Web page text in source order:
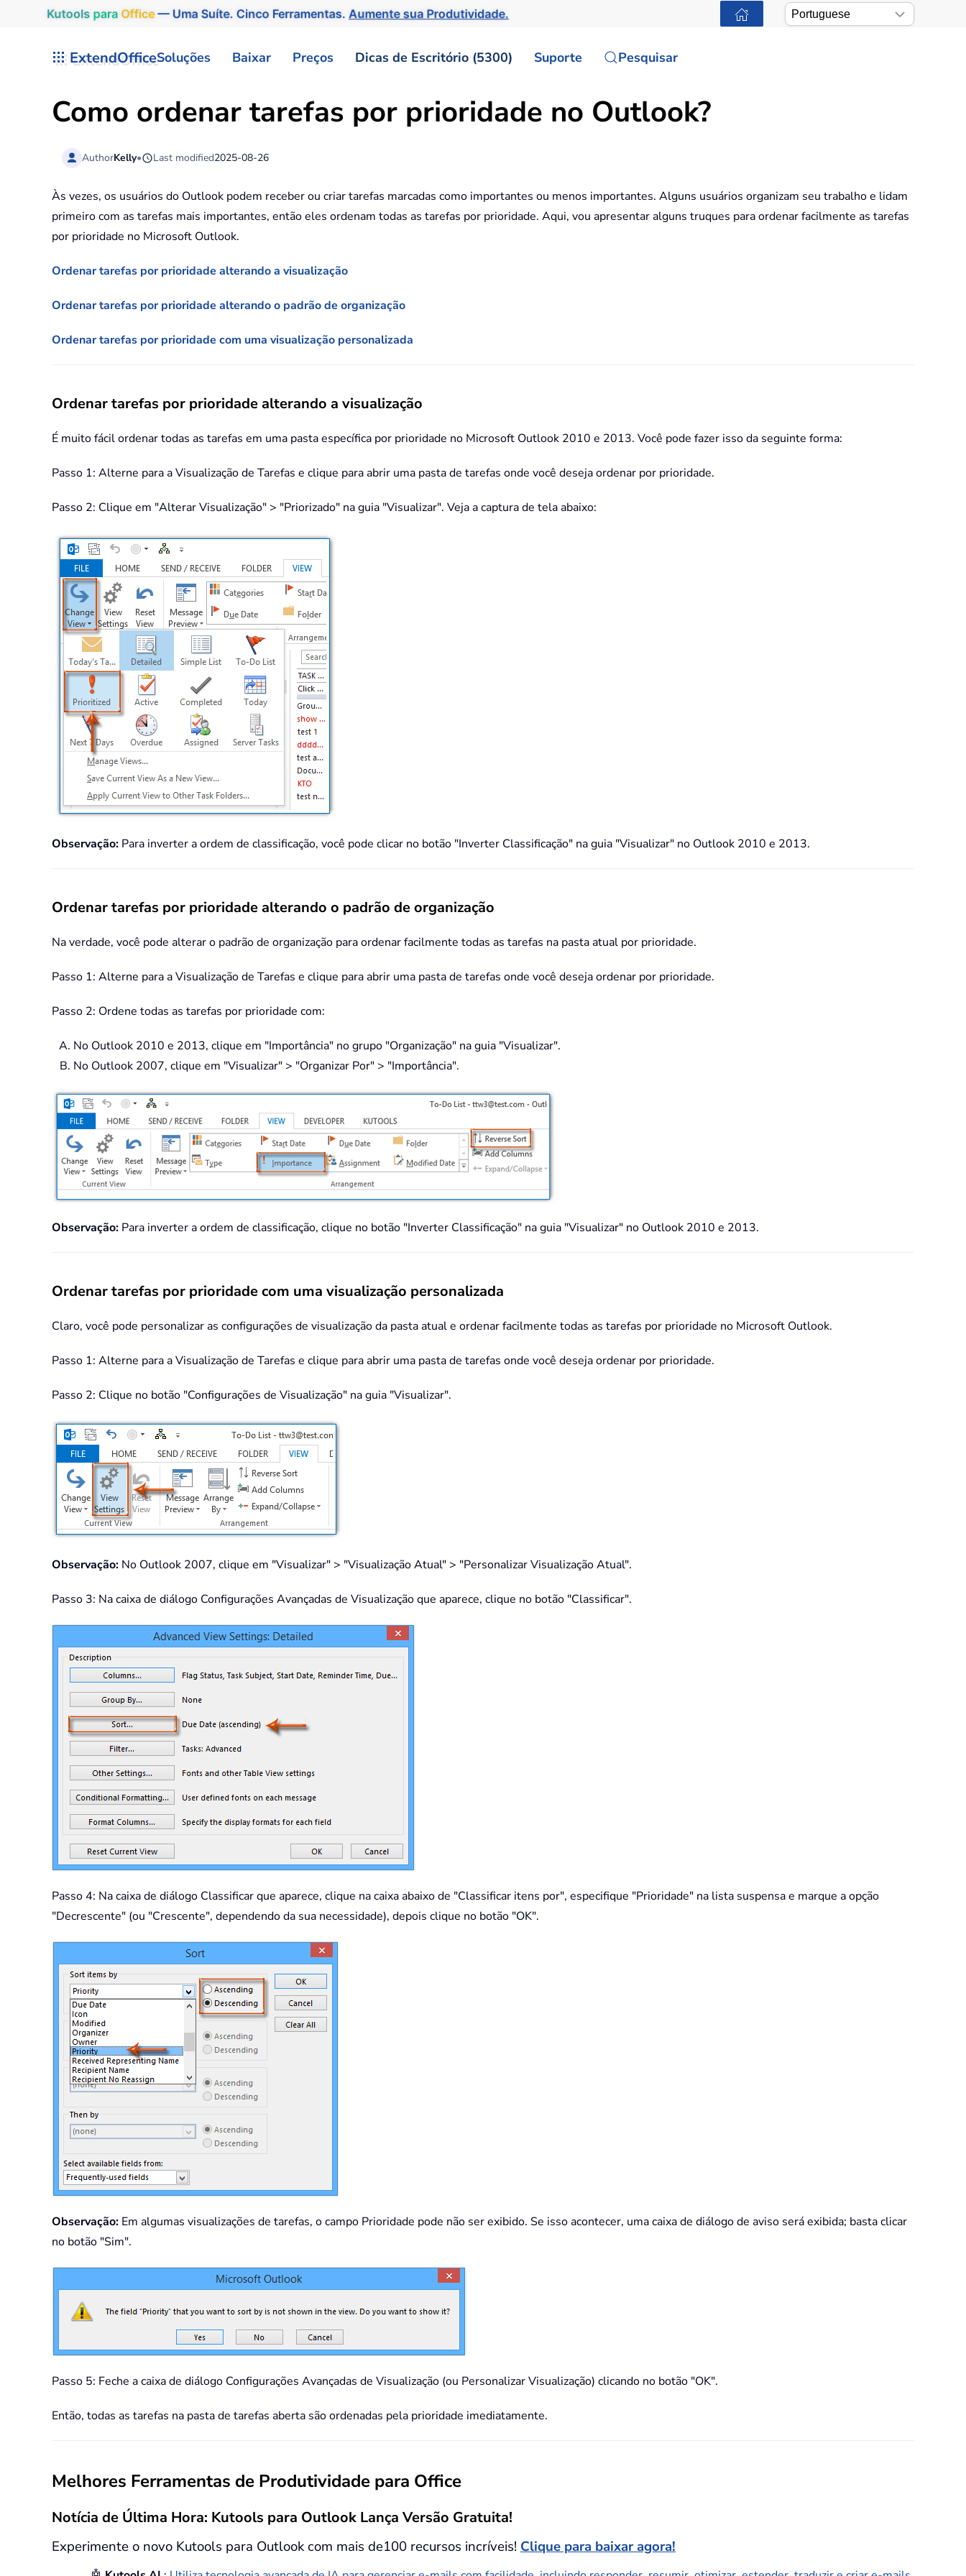
Kutools para Office— Uma Suíte. Cinco Ferramentas.Aumente sua Produtividade.
ExtendOfficeSoluções Baixar Preços Dicas de Escritório (5300) Suporte Pesquisar
Como ordenar tarefas por prioridade no Outlook?
AuthorKelly• Last modified2025-08-26
Às vezes, os usuários do Outlook podem receber ou criar tarefas marcadas como importantes ou menos importantes. Alguns usuários organizam seu trabalho e lidam
primeiro com as tarefas mais importantes, então eles ordenam todas as tarefas por prioridade. Aqui, vou apresentar alguns truques para ordenar facilmente as tarefas
por prioridade no Microsoft Outlook.
Ordenar tarefas por prioridade alterando a visualização
Ordenar tarefas por prioridade alterando o padrão de organização
Ordenar tarefas por prioridade com uma visualização personalizada
Ordenar tarefas por prioridade alterando a visualização
É muito fácil ordenar todas as tarefas em uma pasta específica por prioridade no Microsoft Outlook 2010 e 2013. Você pode fazer isso da seguinte forma:
Passo 1: Alterne para a Visualização de Tarefas e clique para abrir uma pasta de tarefas onde você deseja ordenar por prioridade.
Passo 2: Clique em "Alterar Visualização" > "Priorizado" na guia "Visualizar". Veja a captura de tela abaixo:
Observação: Para inverter a ordem de classificação, você pode clicar no botão "Inverter Classificação" na guia "Visualizar" no Outlook 2010 e 2013.
Ordenar tarefas por prioridade alterando o padrão de organização
Na verdade, você pode alterar o padrão de organização para ordenar facilmente todas as tarefas na pasta atual por prioridade.
Passo 1: Alterne para a Visualização de Tarefas e clique para abrir uma pasta de tarefas onde você deseja ordenar por prioridade.
Passo 2: Ordene todas as tarefas por prioridade com:
No Outlook 2010 e 2013, clique em "Importância" no grupo "Organização" na guia "Visualizar".
No Outlook 2007, clique em "Visualizar" > "Organizar Por" > "Importância".
Observação: Para inverter a ordem de classificação, clique no botão "Inverter Classificação" na guia "Visualizar" no Outlook 2010 e 2013.
Ordenar tarefas por prioridade com uma visualização personalizada
Claro, você pode personalizar as configurações de visualização da pasta atual e ordenar facilmente todas as tarefas por prioridade no Microsoft Outlook.
Passo 1: Alterne para a Visualização de Tarefas e clique para abrir uma pasta de tarefas onde você deseja ordenar por prioridade.
Passo 2: Clique no botão "Configurações de Visualização" na guia "Visualizar".
Observação: No Outlook 2007, clique em "Visualizar" > "Visualização Atual" > "Personalizar Visualização Atual".
Passo 3: Na caixa de diálogo Configurações Avançadas de Visualização que aparece, clique no botão "Classificar".
Passo 4: Na caixa de diálogo Classificar que aparece, clique na caixa abaixo de "Classificar itens por", especifique "Prioridade" na lista suspensa e marque a opção
"Decrescente" (ou "Crescente", dependendo da sua necessidade), depois clique no botão "OK".
Observação: Em algumas visualizações de tarefas, o campo Prioridade pode não ser exibido. Se isso acontecer, uma caixa de diálogo de aviso será exibida; basta clicar
no botão "Sim".
Passo 5: Feche a caixa de diálogo Configurações Avançadas de Visualização (ou Personalizar Visualização) clicando no botão "OK".
Então, todas as tarefas na pasta de tarefas aberta são ordenadas pela prioridade imediatamente.
Melhores Ferramentas de Produtividade para Office
Notícia de Última Hora: Kutools para Outlook Lança Versão Gratuita!
Experimente o novo Kutools para Outlook com mais de100 recursos incríveis! Clique para baixar agora!